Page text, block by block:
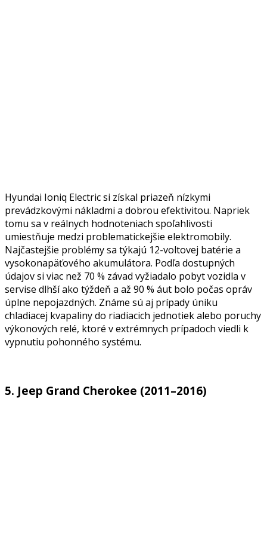
Hyundai Ioniq Electric si získal priazeň nízkymi
prevádzkovými nákladmi a dobrou efektivitou. Napriek
tomu sa v reálnych hodnoteniach spoľahlivosti
umiestňuje medzi problematickejšie elektromobily.
Najčastejšie problémy sa týkajú 12-voltovej batérie a
vysokonapäťového akumulátora. Podľa dostupných
údajov si viac než 70 % závad vyžiadalo pobyt vozidla v
servise dlhší ako týždeň a až 90 % áut bolo počas opráv
úplne nepojazdných. Známe sú aj prípady úniku
chladiacej kvapaliny do riadiacich jednotiek alebo poruchy
výkonových relé, ktoré v extrémnych prípadoch viedli k
vypnutiu pohonného systému.
5. Jeep Grand Cherokee (2011–2016)